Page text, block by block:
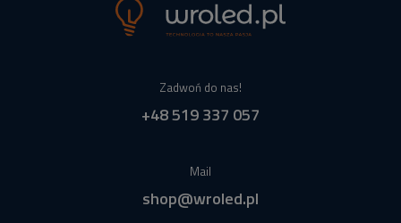
Zadwoń do nas!
+48 519 337 057
Mail
shop@wroled.pl